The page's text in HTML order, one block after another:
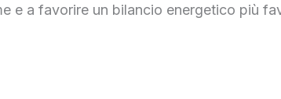
e a favorire un bilancio energetico più